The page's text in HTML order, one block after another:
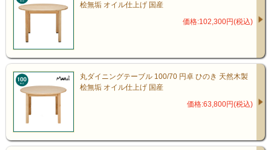
ひのきは日本を代表する木材。
✔ 爽やかな香り
✔ 抗菌、防虫、防ダニ性
✔ 消臭性
桧無垢 オイル仕上げ 国産
価格:102,300円(税込)
丸ダイニングテーブル 100/70 円卓 ひのき 天然木製
桧無垢 オイル仕上げ 国産
価格:63,800円(税込)